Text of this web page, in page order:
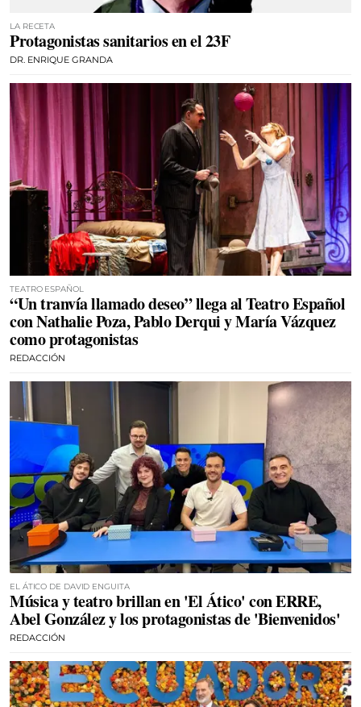
LA RECETA
Protagonistas sanitarios en el 23F
DR. ENRIQUE GRANDA
TEATRO ESPAÑOL
“Un tranvía llamado deseo” llega al Teatro Español
con Nathalie Poza, Pablo Derqui y María Vázquez
como protagonistas
REDACCIÓN
EL ÁTICO DE DAVID ENGUITA
Música y teatro brillan en 'El Ático' con ERRE,
Abel González y los protagonistas de 'Bienvenidos'
REDACCIÓN